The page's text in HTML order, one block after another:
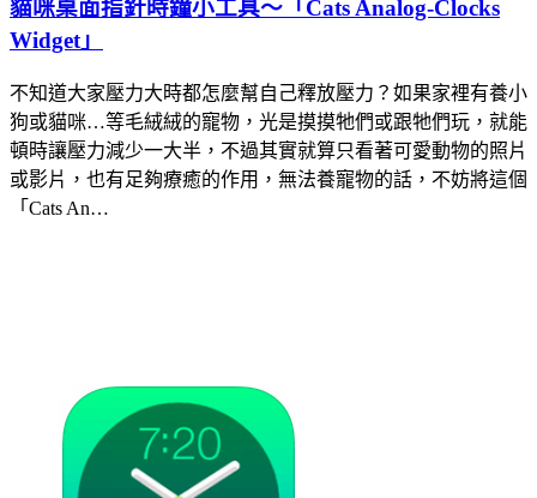
貓咪桌面指針時鐘小工具～「Cats Analog-Clocks
Widget」
不知道大家壓力大時都怎麼幫自己釋放壓力？如果家裡有養小
狗或貓咪…等毛絨絨的寵物，光是摸摸牠們或跟牠們玩，就能
頓時讓壓力減少一大半，不過其實就算只看著可愛動物的照片
或影片，也有足夠療癒的作用，無法養寵物的話，不妨將這個
「Cats An…